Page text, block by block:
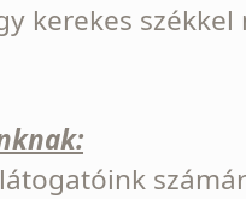
kerekes székkel